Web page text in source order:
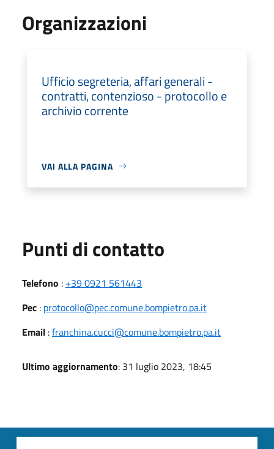
Organizzazioni
Ufficio segreteria, affari generali -
contratti, contenzioso - protocollo e
archivio corrente
VAI ALLA PAGINA
Punti di contatto
Telefono : +39 0921 561443
Pec : protocollo@pec.comune.bompietro.pa.it
Email :franchina.cucci@comune.bompietro.pa.it
Ultimo aggiornamento: 31 luglio 2023, 18:45